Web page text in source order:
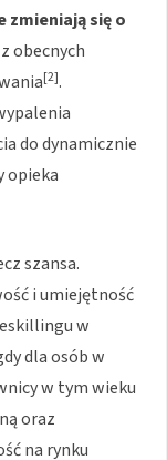
zmieniają się o
obecnych
[2].
do dynamicznie
opieka
szansa.
i umiejętność
w
dla osób w
w tym wieku
oraz
na rynku